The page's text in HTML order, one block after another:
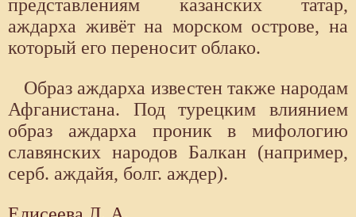
представлениям казанских татар,
аждарха живёт на морском острове, на
который его переносит облако.
Образ аждарха известен также народам
Афганистана. Под турецким влиянием
образ аждарха проник в мифологию
славянских народов Балкан (например,
серб. аждайя, болг. аждер).